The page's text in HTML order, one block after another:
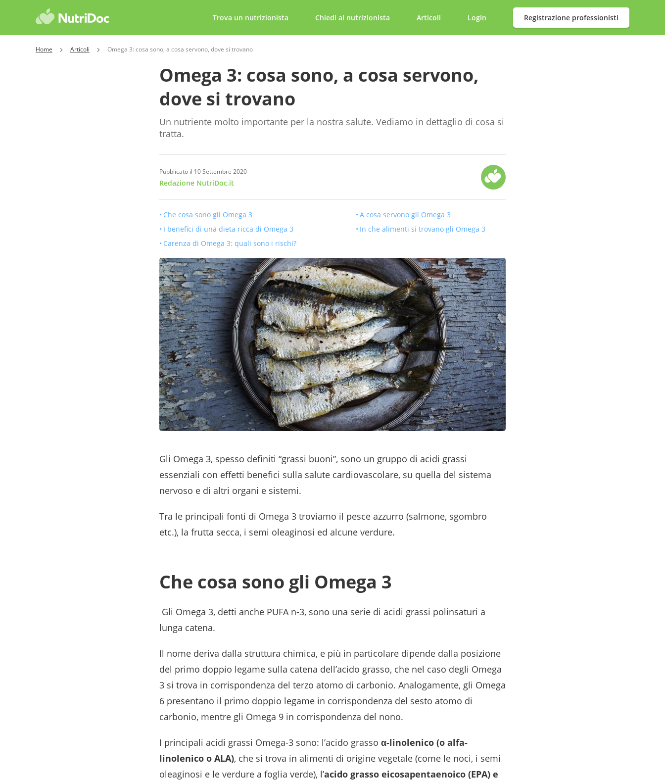
Trova un nutrizionista Chiedi al nutrizionista Articoli Login Registrazione professionisti
Home Articoli Omega 3: cosa sono, a cosa servono, dove si trovano
Omega 3: cosa sono, a cosa servono,
dove si trovano
Un nutriente molto importante per la nostra salute. Vediamo in dettaglio di cosa si
tratta.
Pubblicato il 10 Settembre 2020
Redazione NutriDoc.it
Che cosa sono gli Omega 3
A cosa servono gli Omega 3
I benefici di una dieta ricca di Omega 3
In che alimenti si trovano gli Omega 3
Carenza di Omega 3: quali sono i rischi?
Gli Omega 3, spesso definiti “grassi buoni”, sono un gruppo di acidi grassi
essenziali con effetti benefici sulla salute cardiovascolare, su quella del sistema
nervoso e di altri organi e sistemi.
Tra le principali fonti di Omega 3 troviamo il pesce azzurro (salmone, sgombro
etc.), la frutta secca, i semi oleaginosi ed alcune verdure.
Che cosa sono gli Omega 3
Gli Omega 3, detti anche PUFA n-3, sono una serie di acidi grassi polinsaturi a
lunga catena.
Il nome deriva dalla struttura chimica, e più in particolare dipende dalla posizione
del primo doppio legame sulla catena dell’acido grasso, che nel caso degli Omega
3 si trova in corrispondenza del terzo atomo di carbonio. Analogamente, gli Omega
6 presentano il primo doppio legame in corrispondenza del sesto atomo di
carbonio, mentre gli Omega 9 in corrispondenza del nono.
I principali acidi grassi Omega-3 sono: l’acido grasso α-linolenico (o alfa-
linolenico o ALA), che si trova in alimenti di origine vegetale (come le noci, i semi
oleaginosi e le verdure a foglia verde), l’acido grasso eicosapentaenoico (EPA) e